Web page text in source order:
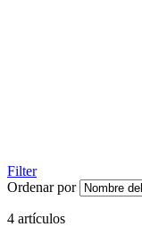
Filter
Ordenar por
4 artículos